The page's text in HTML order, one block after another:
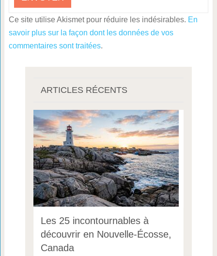
Ce site utilise Akismet pour réduire les indésirables. En
savoir plus sur la façon dont les données de vos
commentaires sont traitées.
ARTICLES RÉCENTS
Les 25 incontournables à
découvrir en Nouvelle-Écosse,
Canada